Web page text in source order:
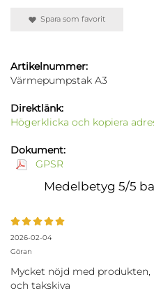
Spara som favorit
Artikelnummer:
Värmepumpstak A3
Direktlänk:
Högerklicka och kopiera
Dokument:
GPSR
Medelbetyg 5/5
2026-02-04
Göran
Mycket nöjd med
och takskiva